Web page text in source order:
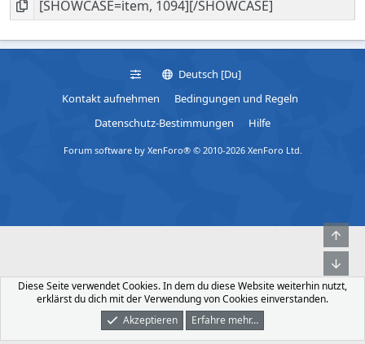
Deutsch [Du]
Kontakt aufnehmen
Bedingungen und Regeln
Datenschutz-Bestimmungen
Hilfe
Forum software by XenForo® © 2010-2026 XenForo Ltd.
Was Ist Neu Dunkler Modus Anmelden
Diese Seite verwendet Cookies. In dem du diese Website weiterhin nutzt,
erklärst du dich mit der Verwendung von Cookies einverstanden.
Akzeptieren
Erfahre mehr…